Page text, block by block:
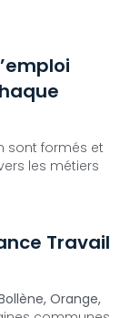
sont formés et
les métiers
Travail
Orange,